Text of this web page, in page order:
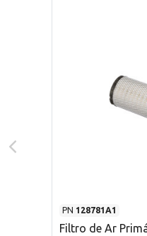
PN 128781A1
Filtro de Ar